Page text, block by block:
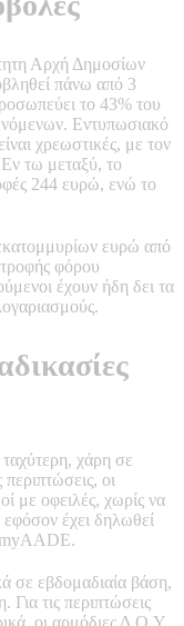
Αρχή Δημοσίων
πάνω από 3
το 43% του
Εντυπωσιακό
χρεωστικές, με τον
τω μεταξύ, το
244 ευρώ, ενώ το
ευρώ από
φόρου
έχουν ήδη δει τα
ταχύτερη, χάρη σε
οι
με οφειλές, χωρίς να
εφόσον έχει δηλωθεί
σε εβδομαδιαία βάση,
Για τις περιπτώσεις
οι αρμόδιες Δ.Ο.Υ.